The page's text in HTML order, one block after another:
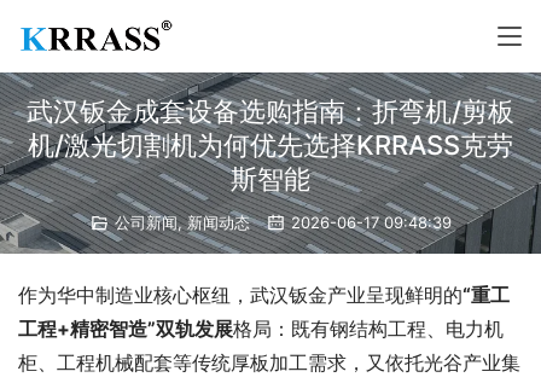
武汉钣金成套设备选购指南：折弯机/剪板
机/激光切割机为何优先选择KRRASS克劳
斯智能
公司新闻,新闻动态 2026-06-17 09:48:39
作为华中制造业核心枢纽，武汉钣金产业呈现鲜明的“重工
工程+精密智造”双轨发展格局：既有钢结构工程、电力机
柜、工程机械配套等传统厚板加工需求，又依托光谷产业集